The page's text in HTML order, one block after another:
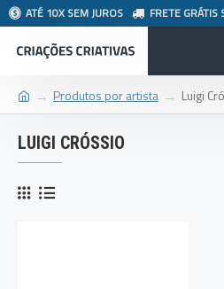
ATÉ 10X SEM JUROS FRETE GRÁTIS
Produtos por artista Luigi
LUIGI CRÓSSIO